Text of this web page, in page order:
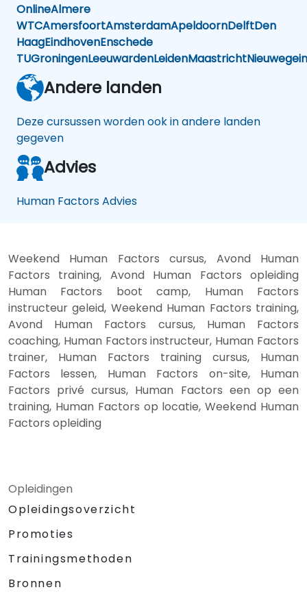
OnlineAlmere
WTCAmersfoortAmsterdamApeldoornDelftDen
HaagEindhovenEnschede
TUGroningenLeeuwardenLeidenMaastrichtNieuwegein
Andere landen
Deze cursussen worden ook in andere landen
gegeven
Advies
Human Factors Advies
Weekend Human Factors cursus, Avond Human
Factors training, Avond Human Factors opleiding
Human Factors boot camp, Human Factors
instructeur geleid, Weekend Human Factors training,
Avond Human Factors cursus, Human Factors
coaching, Human Factors instructeur, Human Factors
trainer, Human Factors training cursus, Human
Factors lessen, Human Factors on-site, Human
Factors privé cursus, Human Factors een op een
training, Human Factors op locatie, Weekend Human
Factors opleiding
Opleidingen
Opleidingsoverzicht
Promoties
Trainingsmethoden
Bronnen